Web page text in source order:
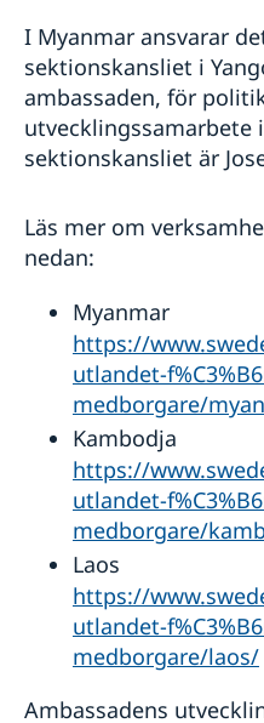
I Myanmar ansvarar
sektionskansliet i
ambassaden, för
utvecklingssamarbete
sektionskansliet är
Läs mer om
nedan:
Myanmar
https://
utlandet-
medborgare/
Kambodja
https://
utlandet-
medborgare/
Laos
https://
utlandet-
medborgare/laos/
Ambassadens